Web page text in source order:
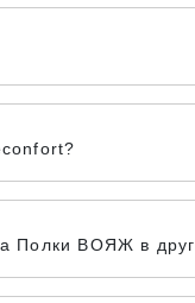
Полки ВОЯЖ в